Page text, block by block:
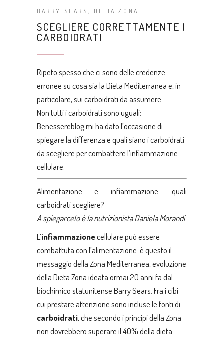
BARRY SEARS DIETA ZONA
SCEGLIERE CORRETTAMENTE I
CARBOIDRATI
Ripeto spesso che ci sono delle credenze
erronee su cosa sia la Dieta Mediterranea e, in
particolare, sui carboidrati da assumere.
Non tutti i carboidrati sono uguali:
Benessereblogmi ha dato l’occasione di
spiegare la differenza e quali siano i carboidrati
da scegliere per combattere l’infiammazione
cellulare.
Alimentazione e infiammazione: quali
carboidrati scegliere?
A spiegarcelo è la nutrizionista Daniela Morandi
L’infiammazionecellulare può essere
combattuta con l’alimentazione: è questo il
messaggio dellaZona Mediterranea, evoluzione
della Dieta Zona ideata ormai 20 anni fa dal
biochimico statunitense Barry Sears. Fra i cibi
cui prestare attenzione sono incluse le fonti di
carboidrati, che secondo i principi della Zona
non dovrebbero superare il 40% della dieta